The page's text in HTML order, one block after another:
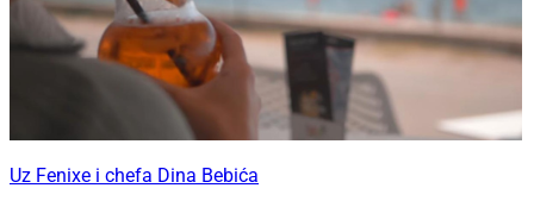
Uz Fenixe i chefa Dina Bebića